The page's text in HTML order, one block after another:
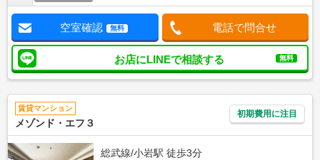
空室確認 無料 電話で問合せ
お店にLINEで相談する 無料
賃貸マンション
メゾンド・エフ３
初期費用に注目
総武線/小岩駅 徒歩3分